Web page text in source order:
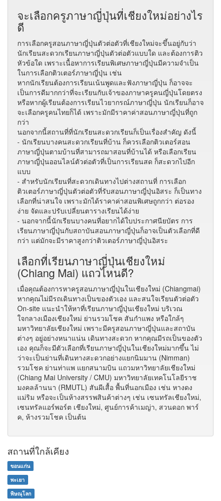
จะเลือกครูภาษาญี่ปุ่นที่เชียงใหม่อย่างไร
ดี
การเลือกครูสอนภาษาญี่ปุ่นตัวต่อตัวที่เชียงใหม่จะขึ้นอยู่กับว่า
นักเรียนสะดวกเรียนภาษาญี่ปุ่นตัวต่อตัวแบบใด และต้องการติว
หัวข้อใด เพราะเนื้อหาการเรียนพิเศษภาษาญี่ปุ่นมีความจำเป็น
ในการเลือกติวเตอร์ภาษาญี่ปุ่น เช่น
หากนักเรียนต้องการเรียนเน้นพูดและฟังภาษาญี่ปุ่น ก็อาจจะ
เป็นการดีมากกว่าที่จะเรียนกับเจ้าของภาษาครูคนญี่ปุ่นโดยตรง
หรือหากผู้เรียนต้องการเรียนไวยากรณ์ภาษาญี่ปุ่น นักเรียนก็อาจ
จะเลือกครูคนไทยก็ได้ เพราะมักมีราคาค่าสอนภาษาญี่ปุ่นที่ถูก
กว่า
นอกจากนี้สถานที่ที่นักเรียนสะดวกเรียนก็เป็นเรื่องสำคัญ ดังนี้
- นักเรียนบางคนสะดวกเรียนที่บ้าน ก็ควรเลือกติวเตอร์สอน
ภาษาญี่ปุ่นตามบ้านที่สามารถมาสอนที่บ้านได้ หรือเลือกเรียน
ภาษาญี่ปุ่นออนไลน์ตัวต่อตัวที่เป็นการเรียนสด ก็สะดวกไปอีก
แบบ
- สำหรับนักเรียนที่สะดวกเดินทางไปต่างสถานที่ การเลือก
ติวเตอร์ภาษาญี่ปุ่นตัวต่อตัวที่รับสอนภาษาญี่ปุ่นอิสระ ก็เป็นทาง
เลือกที่น่าสนใจ เพราะมักได้ราคาค่าสอนพิเศษถูกกว่า ต่อรอง
ง่าย จัดและปรับเปลี่ยนตารางเรียนได้ง่าย
- นอกจากนี้นักเรียนบางคนที่อยากได้ใบประกาศนียบัตร การ
เรียนภาษาญี่ปุ่นกับสถาบันสอนภาษาญี่ปุ่นก็อาจเป็นตัวเลือกที่ดี
กว่า แต่มักจะมีราคาสูงกว่าติวเตอร์ภาษาญี่ปุ่นอิสระ
เลือกที่เรียนภาษาญี่ปุ่นเชียงใหม่
(Chiang Mai) แถวไหนดี?
เมื่อคุณต้องการหาครูสอนภาษาญี่ปุ่นในเชียงใหม่ (Chiangmai)
หากคุณไม่มีรถเดินทางเป็นของตัวเอง และสนใจเรียนตัวต่อตัว
On-site แนะนำให้หาที่เรียนภาษาญี่ปุ่นเชียงใหม่ บริเวณ
ใจกลางเมืองเชียงใหม่ ย่านรวมโชค สันกำแพง หรือใกล้ๆ
มหาวิทยาลัยเชียงใหม่ เพราะมีครูสอนภาษาญี่ปุ่นและสถาบัน
ต่างๆ อยู่อย่างหนาแน่น เดินทางสะดวก หากคุณมีรถเป็นของตัว
เอง คุณก็จะมีตัวเลือกที่เรียนภาษาญี่ปุ่นในเชียงใหม่มากขึ้น ไม่
ว่าจะเป็นย่านที่เดินทางสะดวกอย่างแยกนิมมาน (Nimman)
รวมโชค ย่านท่าแพ แยกสนามบิน แถวมหาวิทยาลัยเชียงใหม่
(Chiang Mai University / CMU) มหาวิทยาลัยเทคโนโลยีราช
มงคลล้านนา (RMUTL) สันผีเสื้อ พื้นที่นอกเมือง เช่น หางดง
แม่ริม หรือจะเป็นห้างสรรพสินค้าต่างๆ เช่น เซนทรัลเชียงใหม่,
เซนทรัลแอร์พอร์ต เชียงใหม่, ศูนย์การค้าเมญ่า, สวนดอก พาร์
ค, ห้างรวมโชค เป็นต้น
สถานที่ใกล้เคียง
ขอนแก่น
พะเยา
พิษณุโลก